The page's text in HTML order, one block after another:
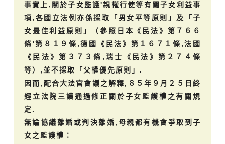
事實上,關於子女監護'親權行使等有關子女利益事
項,各國立法例亦係採取「男女平等原則」及「子
女最佳利益原則」（參照日本《民法》第７６６
條'第８１９條,德國《民法》第１６７１條,法國
《民法》第３７３條,瑞士《民法》第２７４條
等）,並不採取「父權優先原則」.
因而,配合大法官會議之解釋,８５年９月２５日終
經立法院三讀通過修正關於子女監護權之有關規
定.
無論協議離婚或判決離婚,母親都有機會爭取到子
女之監護權：